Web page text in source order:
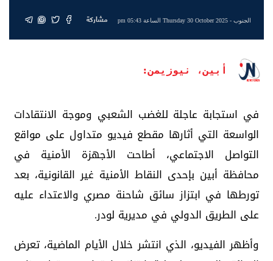
الجنوب- Thursday 30 October 2025 الساعة 05:43 pm مشاركة
أبين، نيوزيمن:
في استجابة عاجلة للغضب الشعبي وموجة الانتقادات
الواسعة التي أثارها مقطع فيديو متداول على مواقع
التواصل الاجتماعي، أطاحت الأجهزة الأمنية في
محافظة أبين بإحدى النقاط الأمنية غير القانونية، بعد
تورطها في ابتزاز سائق شاحنة مصري والاعتداء عليه
على الطريق الدولي في مديرية لودر.
وأظهر الفيديو، الذي انتشر خلال الأيام الماضية، تعرض